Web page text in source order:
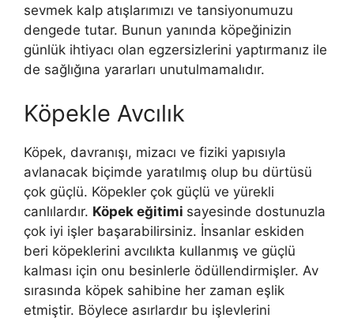
sevmek kalp atışlarımızı ve tansiyonumuzu
dengede tutar. Bunun yanında köpeğinizin
günlük ihtiyacı olan egzersizlerini yaptırmanız ile
de sağlığına yararları unutulmamalıdır.
Köpekle Avcılık
Köpek, davranışı, mizacı ve fiziki yapısıyla
avlanacak biçimde yaratılmış olup bu dürtüsü
çok güçlü. Köpekler çok güçlü ve yürekli
canlılardır. Köpek eğitimi sayesinde dostunuzla
çok iyi işler başarabilirsiniz. İnsanlar eskiden
beri köpeklerini avcılıkta kullanmış ve güçlü
kalması için onu besinlerle ödüllendirmişler. Av
sırasında köpek sahibine her zaman eşlik
etmiştir. Böylece asırlardır bu işlevlerini